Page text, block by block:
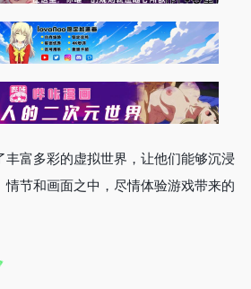
富多彩的虚拟世界，让他们能够沉浸
节和画面之中，尽情体验游戏带来的